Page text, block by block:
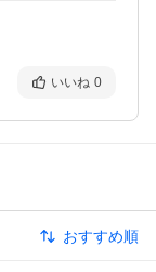
いいね 0
おすすめ順